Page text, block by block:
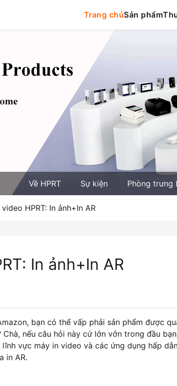
Trang chủSản phẩm
Về HPRT Sự kiện Phòng trưng
HPRT: In ảnh+In AR
In ảnh+In AR
bạn có thể vấp phải sản phẩm được
nếu câu hỏi này cứ lởn vởn trong đầu
vực máy in video và các ứng dụng hấp
in AR.